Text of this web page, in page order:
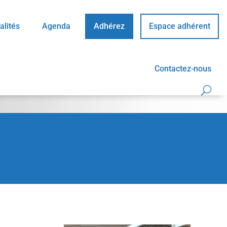
Agenda Adhérez Espace adhérent
Contactez-nous